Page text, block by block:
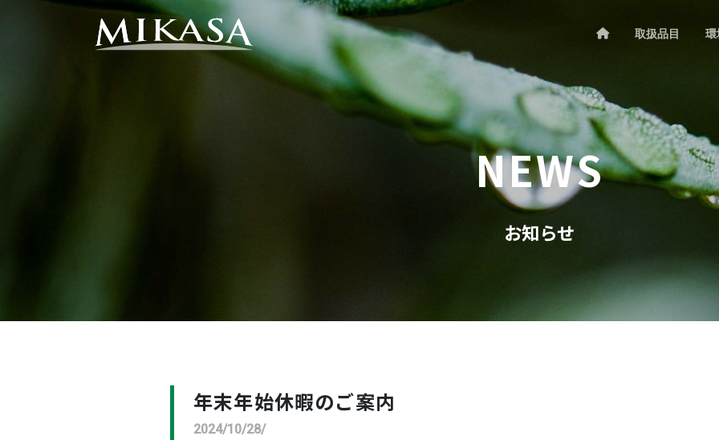
取扱品目 環
NEWS
お知らせ
年末年始休暇のご案内
2024/10/28/